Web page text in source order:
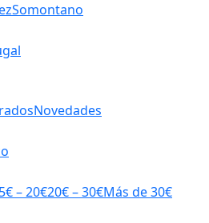
Somontano
Novedades
– 20€20€ – 30€Más de 30€